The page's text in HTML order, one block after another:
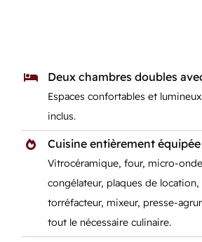
Deux chambres doubles
Espaces confortables et
inclus.
Cuisine entièrement équipée
Vitrocéramique, four, micro-
congélateur, plaques de location,
torréfacteur, mixeur, presse-
tout le nécessaire culinaire.